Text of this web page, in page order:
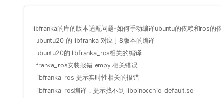
libfranka的库的版本适配问题-如何手动编译ubuntu的依赖和ros的
ubuntu20 的 libfranka 对应于8版本的编译
ubuntu20的 libfranka_ros相关的编译
franka_ros安装报错 empy 相关错误
libfranka_ros 提示实时性相关的报错
libfranka_ros编译，提示找不到 libpinocchio_default.so